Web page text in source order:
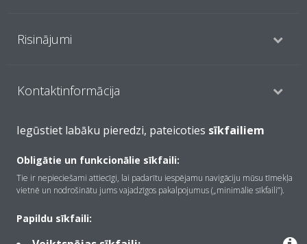
Risinājumi
Kontaktinformācija
Produkti
Copyright © Daikin
Juridiskais paziņojums
Datu aizsardzības politika
Iegūstiet labāku pieredzi, pateicoties sīkfailiem
Obligātie un funkcionālie sīkfaili:
Tie ir nepieciešami attiecīgi, lai padarītu iespējamu navigāciju mūsu tīmekļa
vietnē un nodrošinātu jums vajadzīgos pakalpojumus („minimālie sīkfaili”).
Papildu sīkfaili: